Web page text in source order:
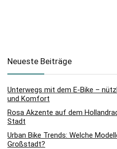
Neueste Beiträge
Unterwegs mit dem E-Bike –
und Komfort
Rosa Akzente auf dem
Stadt
Urban Bike Trends: Welche
Großstadt?